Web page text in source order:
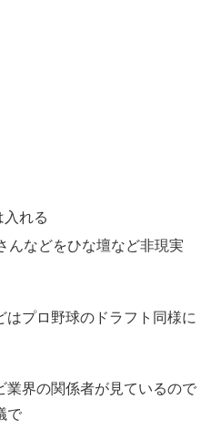
れる
んなどをひな壇など非現実
プロ野球のドラフト同様に
業界の関係者が見ているので
で